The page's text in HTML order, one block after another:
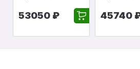
53050 ₽ 45740